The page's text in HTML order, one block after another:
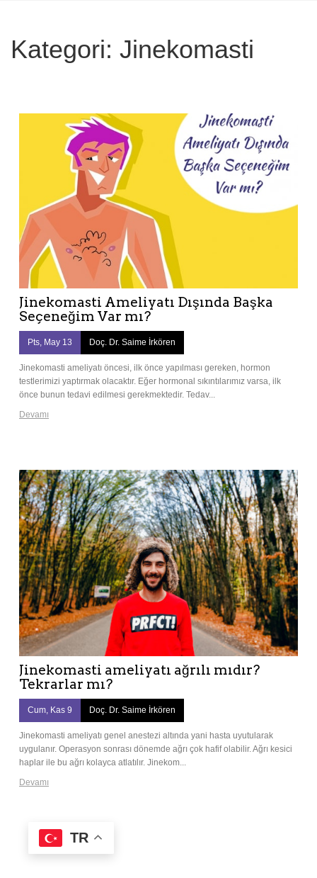
Kategori: Jinekomasti
Jinekomasti Ameliyatı Dışında Başka
Seçeneğim Var mı?
Pts, May 13 Doç. Dr. Saime İrkören
Jinekomasti ameliyatı öncesi, ilk önce yapılması gereken, hormon
testlerimizi yaptırmak olacaktır. Eğer hormonal sıkıntılarımız varsa, ilk
önce bunun tedavi edilmesi gerekmektedir. Tedav...
Devamı
Jinekomasti ameliyatı ağrılı mıdır?
Tekrarlar mı?
Cum, Kas 9 Doç. Dr. Saime İrkören
Jinekomasti ameliyatı genel anestezi altında yani hasta uyutularak
uygulanır. Operasyon sonrası dönemde ağrı çok hafif olabilir. Ağrı kesici
haplar ile bu ağrı kolayca atlatılır. Jinekom...
Devamı
TR